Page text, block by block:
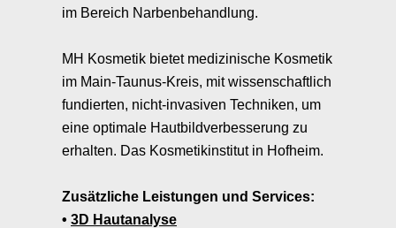
im Bereich Narbenbehandlung.
MH Kosmetik bietet medizinische Kosmetik
im Main-Taunus-Kreis, mit wissenschaftlich
fundierten, nicht-invasiven Techniken, um
eine optimale Hautbildverbesserung zu
erhalten. Das Kosmetikinstitut in Hofheim.
Zusätzliche Leistungen und Services:
3D Hautanalyse